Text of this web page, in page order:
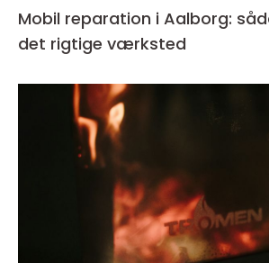
Mobil reparation i Aalborg:
det rigtige værksted